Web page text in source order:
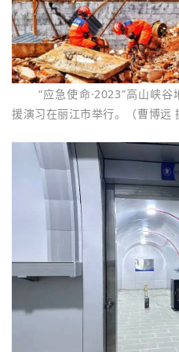
“应急使命·2023”高山峡
援演习在丽江市举行。（曹博远